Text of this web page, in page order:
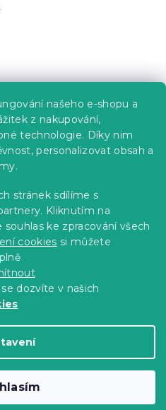
našeho e-shopu a
z nakupování,
technologie. Díky nim
personalizovat obsah a
stránek sdílíme s
Kliknutím na
souhlas ke zpracování všech
cookies si můžete
dozvíte v našich
až 10 %
povlečení. Všechna
nastavení cookies